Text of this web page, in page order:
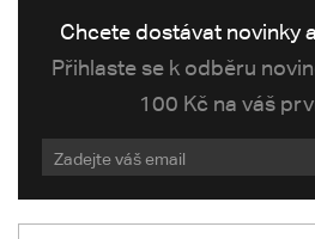
Chcete dostávat novinky
Přihlaste se k odběru
100 Kč na váš